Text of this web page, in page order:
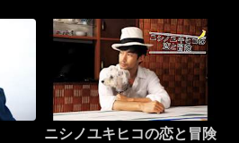
ニシノユキヒコの恋と冒険